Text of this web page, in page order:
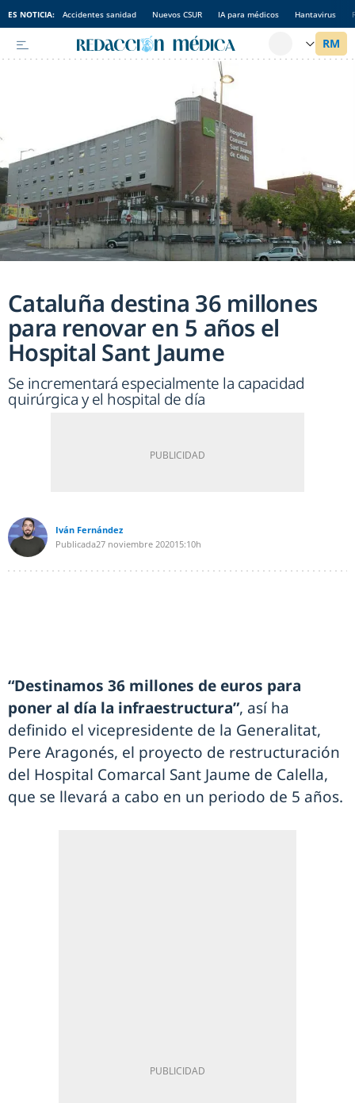
ES NOTICIA: Accidentes sanidad Nuevos CSUR IA para médicos Hantavirus
Cataluña destina 36 millones
para renovar en 5 años el
Hospital Sant Jaume
Se incrementará especialmente la capacidad
quirúrgica y el hospital de día
Iván Fernández
Publicada27 noviembre 202015:10h
“Destinamos 36 millones de euros para
poner al día la infraestructura”, así ha
definido el vicepresidente de la Generalitat,
Pere Aragonés, el proyecto de restructuración
del Hospital Comarcal Sant Jaume de Calella,
que se llevará a cabo en un periodo de 5 años.